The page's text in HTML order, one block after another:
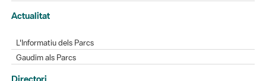
Actualitat
L'Informatiu dels Parcs
Gaudim als Parcs